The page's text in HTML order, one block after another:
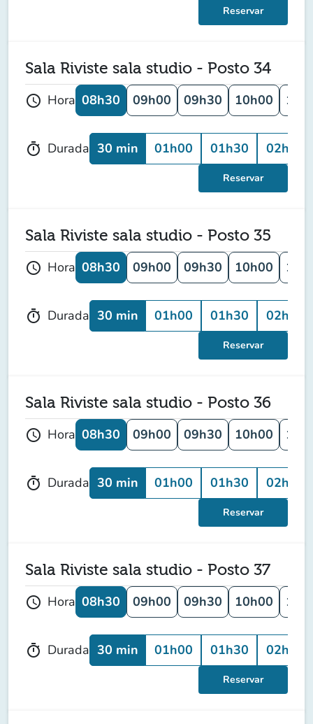
Reservar
Sala Riviste sala studio - Posto 34
schedule Hora 08h30 09h00 09h30 10h00
timer Durada 30 min 01h00 01h30 02h00
Reservar
Sala Riviste sala studio - Posto 35
schedule Hora 08h30 09h00 09h30 10h00
timer Durada 30 min 01h00 01h30 02h00
Reservar
Sala Riviste sala studio - Posto 36
schedule Hora 08h30 09h00 09h30 10h00
timer Durada 30 min 01h00 01h30 02h00
Reservar
Sala Riviste sala studio - Posto 37
schedule Hora 08h30 09h00 09h30 10h00
timer Durada 30 min 01h00 01h30 02h00
Reservar